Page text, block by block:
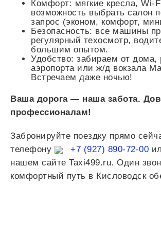
Комфорт: мягкие кресла, Wi-
возможность выбрать салон
запрос (эконом, комфорт,
Безопасность: все машины
регулярный техосмотр,
большим опытом.
Удобство: забираем от дома,
аэропорта или ж/д вокзала
Встречаем даже ночью!
Ваша дорога — наша забота.
профессионалам!
Забронируйте поездку прямо
телефону
+7 (927) 890-72-00
нашем сайте Taxi499.ru. Один
комфортный путь в Кисловодск